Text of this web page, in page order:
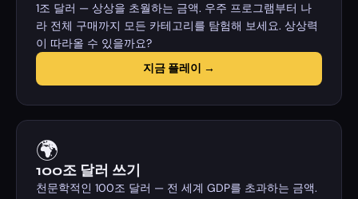
1조 달러 — 상상을 초월하는 금액. 우주 프로그램부터 나
라 전체 구매까지 모든 카테고리를 탐험해 보세요. 상상력
이 따라올 수 있을까요?
지금 플레이 →
🌍
100조 달러 쓰기
천문학적인 100조 달러 — 전 세계 GDP를 초과하는 금액.